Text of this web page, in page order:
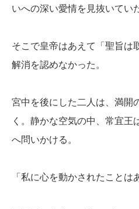
いへの深い愛情を見抜いてい
そこで皇帝はあえて「聖旨は
解消を認めなかった。
宮中を後にした二人は、満開
く。静かな空気の中、常宜王
へ問いかける。
「私に心を動かされたことは